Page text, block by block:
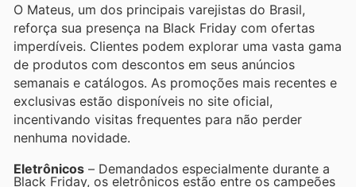
O Mateus, um dos principais varejistas do Brasil,
reforça sua presença na Black Friday com ofertas
imperdíveis. Clientes podem explorar uma vasta gama
de produtos com descontos em seus anúncios
semanais e catálogos. As promoções mais recentes e
exclusivas estão disponíveis no site oficial,
incentivando visitas frequentes para não perder
nenhuma novidade.
Eletrônicos – Demandados especialmente durante a
Black Friday, os eletrônicos estão entre os campeões